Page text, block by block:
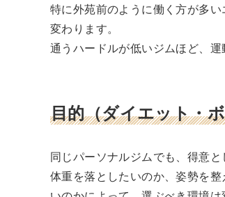
特に外苑前のように働く方が多
変わります。
通うハードルが低いジムほど、運
目的（ダイエット・
同じパーソナルジムでも、得意
体重を落としたいのか、姿勢を